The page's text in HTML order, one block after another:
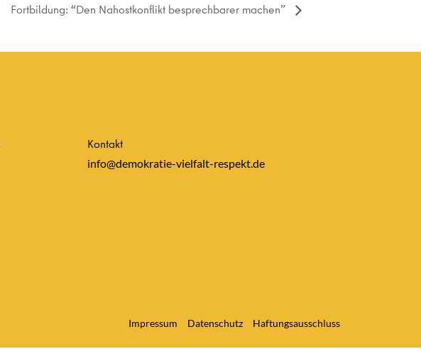
Fortbildung: “Den Nahostkonflikt besprechbarer machen”
Kontakt
info@demokratie-vielfalt-respekt.de
Impressum Datenschutz Haftungsausschluss